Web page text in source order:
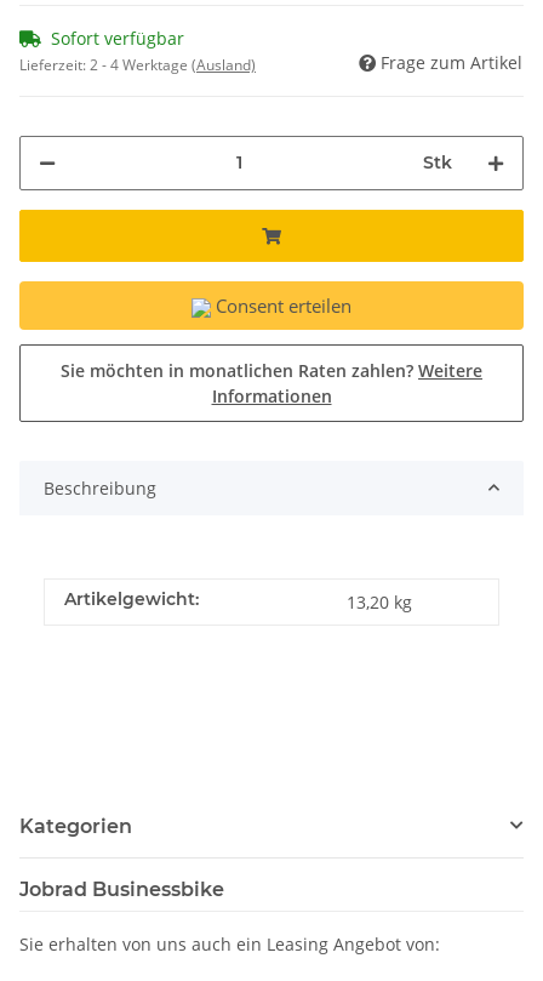
Sofort verfügbar
Lieferzeit:2 - 4 Werktage (Ausland) Frage zum Artikel
Stk
Consent erteilen
Sie möchten in monatlichen Raten zahlen? Weitere
Informationen
Beschreibung
Artikelgewicht: 13,20 kg
Kategorien
Jobrad Businessbike
Sie erhalten von uns auch ein Leasing Angebot von: